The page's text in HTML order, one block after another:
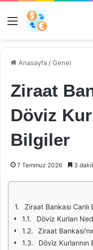
Menü
Anasayfa /Genel
Ziraat
Döviz
Bilgiler
7 Temmuz 2026 3
Ziraat Bankası
Döviz Kurları
Ziraat
Döviz